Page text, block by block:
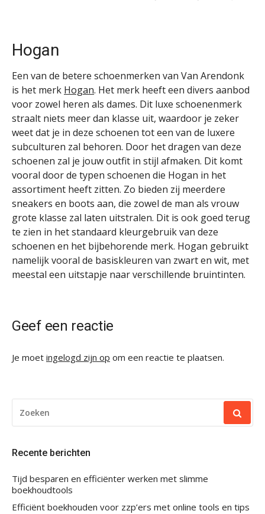
Hogan
Een van de betere schoenmerken van Van Arendonk
is het merk Hogan. Het merk heeft een divers aanbod
voor zowel heren als dames. Dit luxe schoenenmerk
straalt niets meer dan klasse uit, waardoor je zeker
weet dat je in deze schoenen tot een van de luxere
subculturen zal behoren. Door het dragen van deze
schoenen zal je jouw outfit in stijl afmaken. Dit komt
vooral door de typen schoenen die Hogan in het
assortiment heeft zitten. Zo bieden zij meerdere
sneakers en boots aan, die zowel de man als vrouw
grote klasse zal laten uitstralen. Dit is ook goed terug
te zien in het standaard kleurgebruik van deze
schoenen en het bijbehorende merk. Hogan gebruikt
namelijk vooral de basiskleuren van zwart en wit, met
meestal een uitstapje naar verschillende bruintinten.
Geef een reactie
Je moet ingelogd zijn op om een reactie te plaatsen.
NAAR:
Recente berichten
Tijd besparen en efficiënter werken met slimme
boekhoudtools
Efficiënt boekhouden voor zzp’ers met online tools en tips